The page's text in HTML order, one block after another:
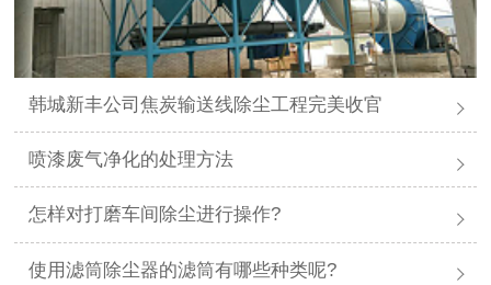
韩城新丰公司焦炭输送线除尘工程完美收官
喷漆废气净化的处理方法
怎样对打磨车间除尘进行操作?
使用滤筒除尘器的滤筒有哪些种类呢?